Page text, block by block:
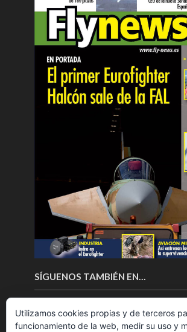
SÍGUENOS TAMBIÉN EN…
Utilizamos cookies propias y de terceros
funcionamiento de la web, medir su uso y